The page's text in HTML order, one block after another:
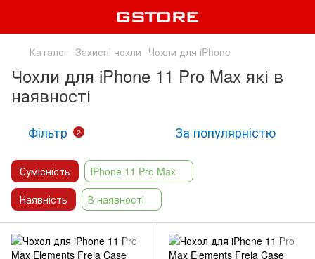
Каталог Захисні чохли Чохли для iPhone
Чохли для iPhone 11 Pro Max які в
наявності
Фільтр 2 За популярністю
Сумісність
iPhone 11 Pro Max
Наявність
В наявності